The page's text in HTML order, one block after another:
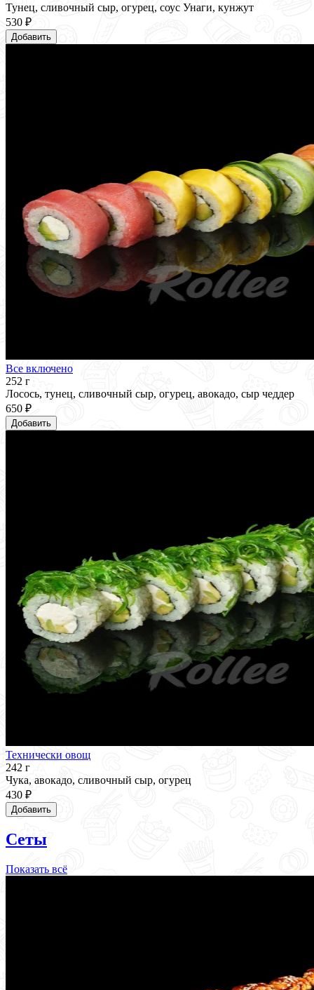
Тунец, сливочный сыр, огурец, соус Унаги, кунжут
530 ₽
Добавить
Все включено
252 г
Лосось, тунец, сливочный сыр, огурец, авокадо, сыр чеддер
650 ₽
Добавить
Технически овощ
242 г
Чука, авокадо, сливочный сыр, огурец
430 ₽
Добавить
Сеты
Показать всё